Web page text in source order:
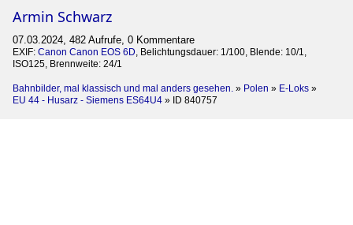
Armin Schwarz
07.03.2024, 482 Aufrufe, 0 Kommentare
EXIF: Canon Canon EOS 6D, Belichtungsdauer: 1/100, Blende: 10/1,
ISO125, Brennweite: 24/1
Bahnbilder, mal klassisch und mal anders gesehen. » Polen » E-Loks »
EU 44 - Husarz - Siemens ES64U4 » ID 840757